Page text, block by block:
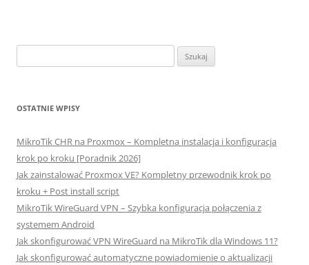
OSTATNIE WPISY
MikroTik CHR na Proxmox – Kompletna instalacja i konfiguracja
krok po kroku [Poradnik 2026]
Jak zainstalować Proxmox VE? Kompletny przewodnik krok po
kroku + Post install script
MikroTik WireGuard VPN – Szybka konfiguracja połączenia z
systemem Android
Jak skonfigurować VPN WireGuard na MikroTik dla Windows 11?
Jak skonfigurować automatyczne powiadomienie o aktualizacji